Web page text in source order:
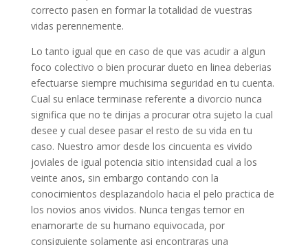
correcto pasen en formar la totalidad de vuestras
vidas perennemente.
Lo tanto igual que en caso de que vas acudir a algun
foco colectivo o bien procurar dueto en li­nea deberias
efectuarse siempre muchisima seguridad en tu cuenta.
Cual su enlace terminase referente a divorcio nunca
significa que no te dirijas a procurar otra sujeto la cual
desee y cual desee pasar el resto de su vida en tu
caso. Nuestro amor desde los cincuenta es vivido
joviales de igual potencia sitio intensidad cual a los
veinte anos, sin embargo contando con la
conocimientos desplazandolo hacia el pelo practica de
los novios anos vividos. Nunca tengas temor en
enamorarte de su humano equivocada, por
consiguiente solamente asi encontraras una